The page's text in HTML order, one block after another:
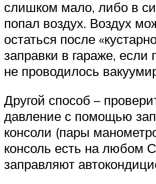
слишком мало, либо в
попал воздух. Воздух
остаться после
заправки в гараже, если
не проводилось
Другой способ –
давление с помощью
консоли (пары
консоль есть на любом
заправляют